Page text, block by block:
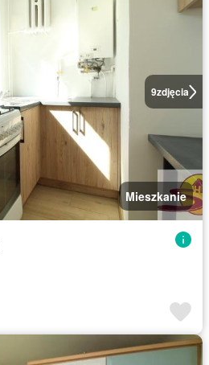
9zdjęcia
Mieszkanie